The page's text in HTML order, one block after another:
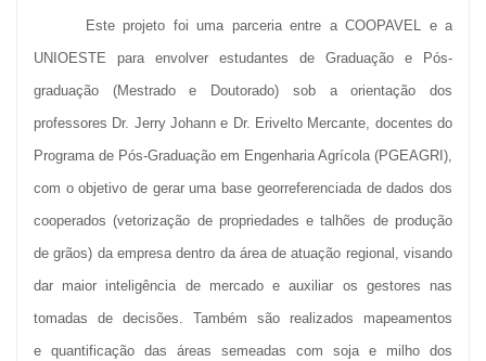
Este projeto foi uma parceria entre a COOPAVEL e a
UNIOESTE para envolver estudantes de Graduação e Pós-
graduação (Mestrado e Doutorado) sob a orientação dos
professores Dr. Jerry Johann e Dr. Erivelto Mercante, docentes do
Programa de Pós-Graduação em Engenharia Agrícola (PGEAGRI),
com o objetivo de gerar uma base georreferenciada de dados dos
cooperados (vetorização de propriedades e talhões de produção
de grãos) da empresa dentro da área de atuação regional, visando
dar maior inteligência de mercado e auxiliar os gestores nas
tomadas de decisões. Também são realizados mapeamentos
e quantificação das áreas semeadas com soja e milho dos